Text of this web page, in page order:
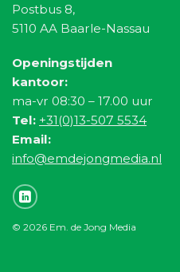
Postbus 8,
5110 AA Baarle-Nassau
Openingstijden
kantoor:
ma-vr 08:30 – 17.00 uur
Tel: +31(0)13-507 5534
Email:
info@emdejongmedia.nl
© 2026 Em. de Jong Media